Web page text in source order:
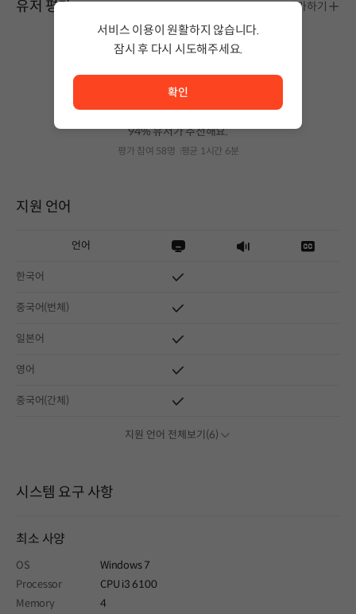
유저 평가 평가하기
추천해요
94% 유저가 추천해요.
평가 참여 58명 평균 1시간 6분
지원 언어
언어
한국어
중국어(번체)
일본어
영어
중국어(간체)
지원 언어 전체보기(6)
시스템 요구 사항
최소 사양
OS
Windows 7
Processor
CPU i3 6100
Memory
4
서비스 이용이 원활하지 않습니다.
잠시 후 다시 시도해주세요.
확인